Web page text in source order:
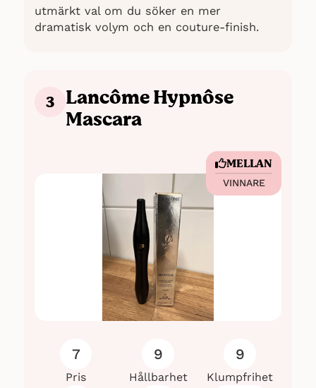
utmärkt val om du söker en mer
dramatisk volym och en couture-finish.
3 Lancôme Hypnôse
Mascara
MELLAN
VINNARE
7
Pris
9
Hållbarhet
9
Klumpfrihet